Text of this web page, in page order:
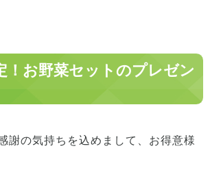
！お野菜セットのプレゼン
謝の気持ちを込めまして、お得意様